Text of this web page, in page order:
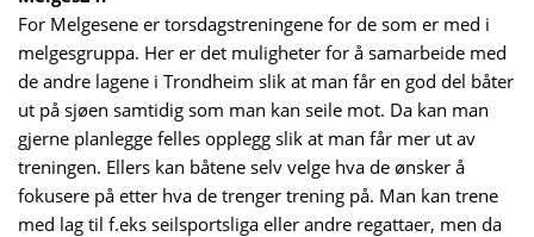
For Melgesene er torsdagstreningene for de som er med i
melgesgruppa. Her er det muligheter for å samarbeide med
de andre lagene i Trondheim slik at man får en god del båter
ut på sjøen samtidig som man kan seile mot. Da kan man
gjerne planlegge felles opplegg slik at man får mer ut av
treningen. Ellers kan båtene selv velge hva de ønsker å
fokusere på etter hva de trenger trening på. Man kan trene
med lag til f.eks seilsportsliga eller andre regattaer, men da